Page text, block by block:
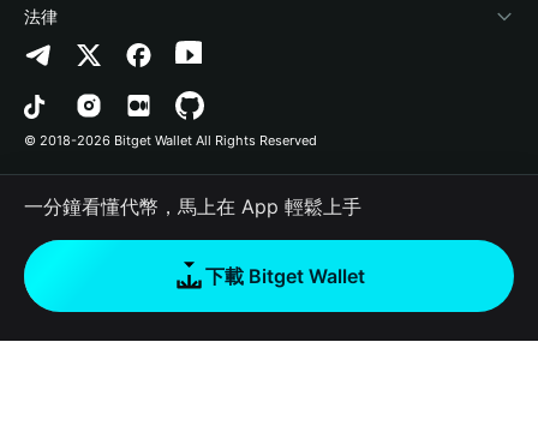
‌聯繫我們
品牌資源
工作機會
Altcoin Season Index
Prediction Markets
DApp
RWA
如何購買加密貨幣
合作上架
授權檢測
合約檢測
批次轉帳
Arbitrum
Avalanche
Bitcoin
Polygon
法律
隱私協議
用戶使用協議
© 2018-2026 Bitget Wallet All Rights Reserved
一分鐘看懂代幣，馬上在 App 輕鬆上手
下載 Bitget Wallet